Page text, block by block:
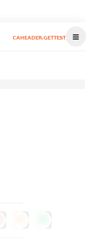
CAHEADER.GETTEST